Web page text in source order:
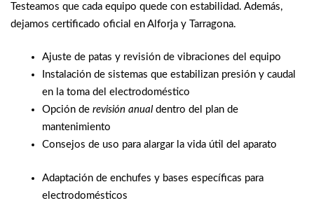
Testeamos que cada equipo quede con estabilidad. Además,
dejamos certificado oficial en Alforja y Tarragona.
Ajuste de patas y revisión de vibraciones del equipo
Instalación de sistemas que estabilizan presión y caudal
en la toma del electrodoméstico
Opción de revisión anual dentro del plan de
mantenimiento
Consejos de uso para alargar la vida útil del aparato
Adaptación de enchufes y bases específicas para
electrodomésticos